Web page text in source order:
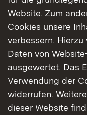
Fachkräften in
neuen
Gute und
vertrauensvolle
Website. Zum
Cookies unsere
verbessern.
Daten von
ausgewertet. Das
Verwendung der
widerrufen.
dieser Website